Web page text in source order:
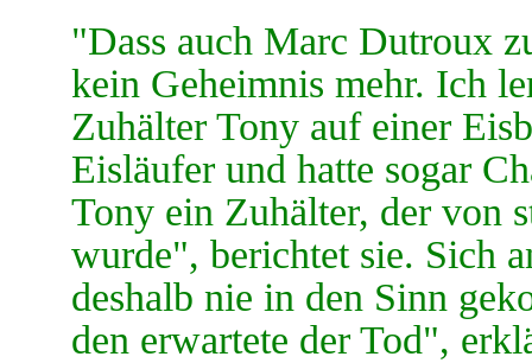
"Dass auch Marc Dutroux
kein Geheimnis mehr. Ich
Zuhälter Tony auf einer
Eisläufer und hatte sogar
Tony ein Zuhälter, der von
wurde", berichtet sie. Sich
deshalb nie in den Sinn
den erwartete der Tod",